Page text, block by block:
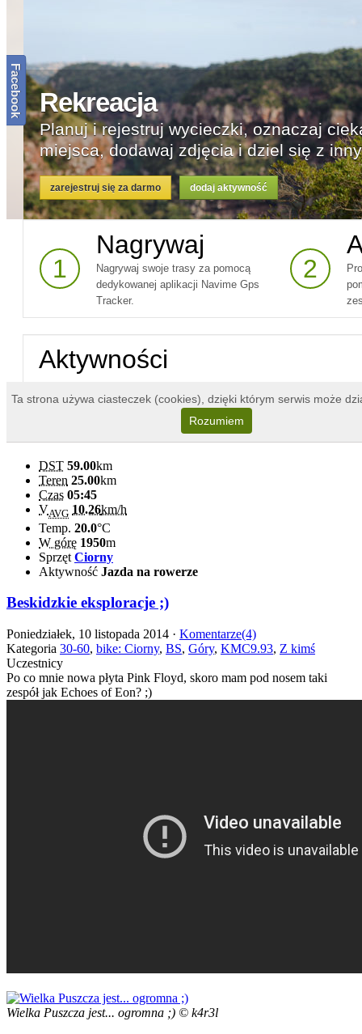
DST 59.00km
Teren 25.00km
Czas 05:45
VAVG 10.26km/h
Temp. 20.0°C
W górę 1950m
Sprzęt Ciorny
Aktywność Jazda na rowerze
Beskidzkie eksploracje ;)
Poniedziałek, 10 listopada 2014 · Komentarze(4)
Kategoria 30-60, bike: Ciorny, BS, Góry, KMC9.93, Z kimś
Uczestnicy
Po co mnie nowa płyta Pink Floyd, skoro mam pod nosem taki
zespół jak Echoes of Eon? ;)
Wielka Puszcza jest... ogromna ;) © k4r3l